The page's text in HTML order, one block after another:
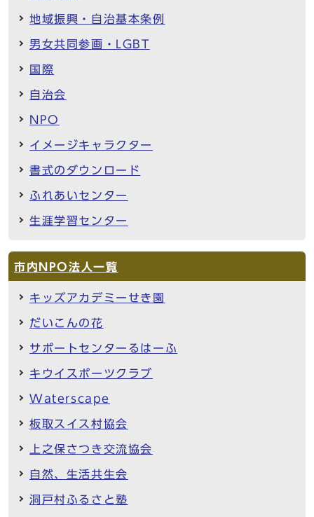
地域振興・自治基本条例
男女共同参画・LGBT
国際
自治会
NPO
イメージキャラクター
書式のダウンロード
ふれあいセンター
生涯学習センター
市内NPO法人一覧
キッズアカデミーせき園
だいこんの花
サポートセンターるはーふ
キウイスポーツクラブ
Waterscape
板取スイス村協会
上之保さつき交流協会
自然、生活共生会
洞戸村ふるさと塾